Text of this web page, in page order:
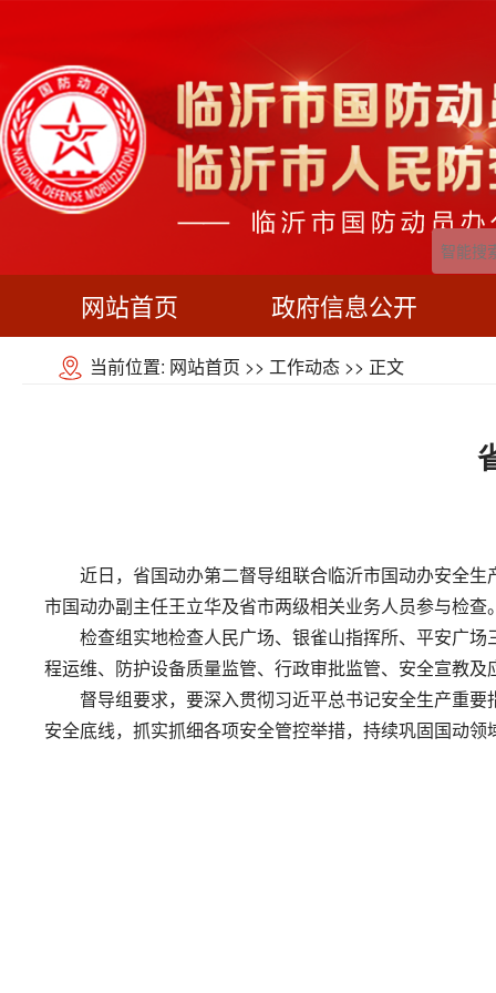
网站首页 政府信息公开
当前位置: 网站首页 >> 工作动态 >> 正文
近日，省国动办第二督导组联合临沂市国动办安全
市国动办副主任王立华及省市两级相关业务人员参与检查
检查组实地检查人民广场、银雀山指挥所、平安广
程运维、防护设备质量监管、行政审批监管、安全宣教
督导组要求，要深入贯彻习近平总书记安全生产重
安全底线，抓实抓细各项安全管控举措，持续巩固国动领